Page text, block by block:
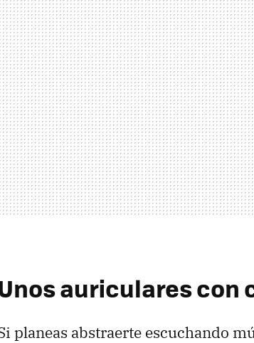
auriculares con
planeas abstraerte escuchando